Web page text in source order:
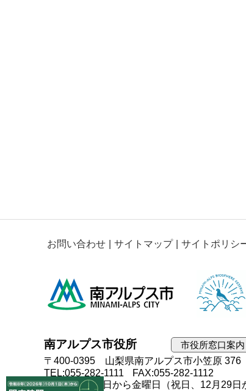
お問い合わせ サイトマップ サイトポリシ
南アルプス市役所
市役所窓口案内
〒400-0395 山梨県南アルプス市小笠原 376
TEL:055-282-1111
FAX:055-282-1112
開庁日：月曜日から金曜日（祝日、12月29日